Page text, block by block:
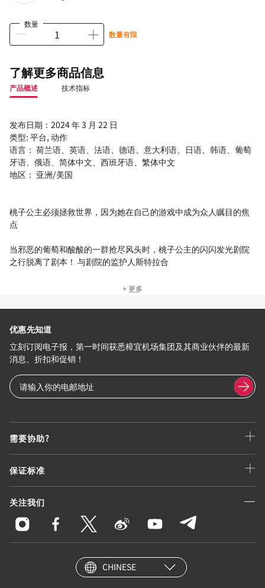
数量
数量有限
了解更多商品信息
产品概述 技术指标
发布日期：2024 年 3 月 22 日
类型: 平台, 动作
语言： 荷兰语、英语、法语、德语、意大利语、日语、韩语、葡萄
牙语、俄语、简体中文、西班牙语、繁体中文
地区： 亚洲/美国
桃子公主必须拯救世界，因为她在自己的游戏中成为众人瞩目的焦
点
当邪恶的葡萄和酸酸的一群抢尽风头时，桃子公主的闪闪发光剧院
之行脱离了剧本！ 与剧院的监护人斯特拉合
+ 更多
需要协助?
保证标准
关注我们
优惠先知道
立刻订阅电子报，第一时间获悉樟宜机场集团及其商业伙伴的最新
消息、折扣和促销！
CHINESE